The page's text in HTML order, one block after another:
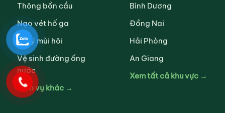
Thông bồn cầu
Nạo vét hố ga
Xử lý mùi hôi
Vệ sinh đường ống
nước
Dịch vụ khác →
Bình Dương
Đồng Nai
Hải Phòng
An Giang
Xem tất cả khu vực →